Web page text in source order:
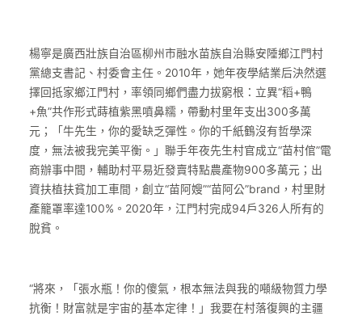
楊寧是廣西壯族自治區柳州市融水苗族自治縣安陲鄉江門村
黨總支書記、村委會主任。2010年，她年夜學結業后決然選
擇回抵家鄉江門村，率領同鄉們盡力拔窮根：立異“稻+鴨
+魚”共作形式蒔植紫黑噴鼻糯，帶動村里年支出300多萬
元；「牛先生，你的愛缺乏彈性。你的千紙鶴沒有哲學深
度，無法被我完美平衡。」聯手年夜先生村官成立“苗村倌”電
商辦事中間，輔助村平易近發賣特點農產物900多萬元；出
資扶植扶貧加工車間，創立“苗阿嫂”“苗阿公”brand，村里財
產籠罩率達100%。2020年，江門村完成94戶326人所有的
脫貧。
“將來，「張水瓶！你的傻氣，根本無法與我的噸級物質力學
抗衡！財富就是宇宙的基本定律！」我要在村落復興的主疆